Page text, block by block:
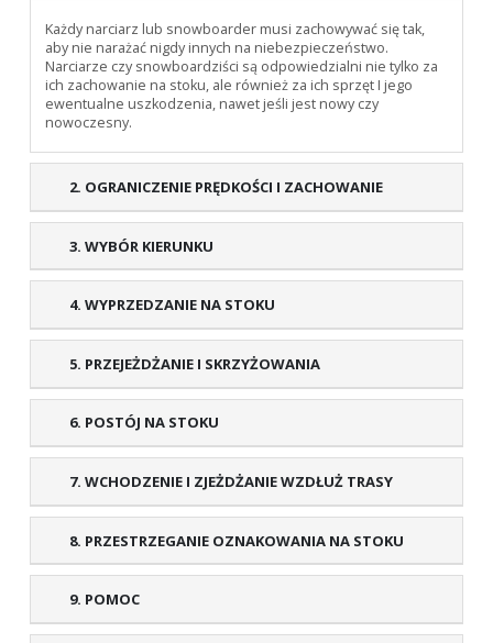
Każdy narciarz lub snowboarder musi zachowywać się tak,
aby nie narażać nigdy innych na niebezpieczeństwo.
Narciarze czy snowboardziści są odpowiedzialni nie tylko za
ich zachowanie na stoku, ale również za ich sprzęt I jego
ewentualne uszkodzenia, nawet jeśli jest nowy czy
nowoczesny.
2. OGRANICZENIE PRĘDKOŚCI I ZACHOWANIE
3. WYBÓR KIERUNKU
4. WYPRZEDZANIE NA STOKU
5. PRZEJEŻDŻANIE I SKRZYŻOWANIA
6. POSTÓJ NA STOKU
7. WCHODZENIE I ZJEŻDŻANIE WZDŁUŻ TRASY
8. PRZESTRZEGANIE OZNAKOWANIA NA STOKU
9. POMOC